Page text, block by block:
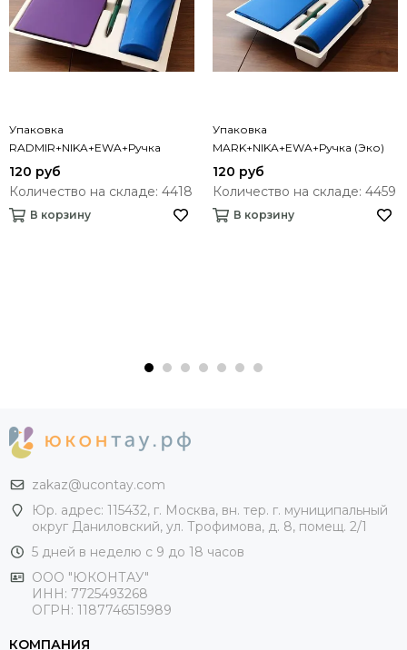
Упаковка
RADMIR+NIKA+EWA+Ручка
120 руб
Количество на складе: 4418
В корзину
Упаковка
MARK+NIKA+EWA+Ручка (Эко)
120 руб
Количество на складе: 4459
В корзину
zakaz@ucontay.com
Юр. адрес: 115432, г. Москва, вн. тер. г. муниципальный
округ Даниловский, ул. Трофимова, д. 8, помещ. 2/1
5 дней в неделю с 9 до 18 часов
ООО "ЮКОНТАУ"
ИНН: 7725493268
ОГРН: 1187746515989
КОМПАНИЯ